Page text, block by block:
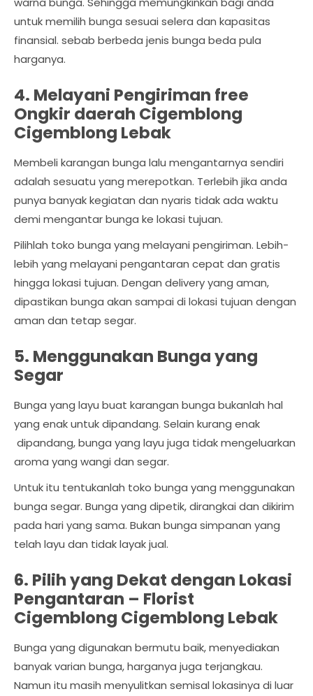
untuk memilih bunga sesuai selera dan kapasitas
finansial. sebab berbeda jenis bunga beda pula
harganya.
4. Melayani Pengiriman free
Ongkir daerah Cigemblong
Cigemblong Lebak
Membeli karangan bunga lalu mengantarnya sendiri
adalah sesuatu yang merepotkan. Terlebih jika anda
punya banyak kegiatan dan nyaris tidak ada waktu
demi mengantar bunga ke lokasi tujuan.
Pilihlah toko bunga yang melayani pengiriman. Lebih-
lebih yang melayani pengantaran cepat dan gratis
hingga lokasi tujuan. Dengan delivery yang aman,
dipastikan bunga akan sampai di lokasi tujuan dengan
aman dan tetap segar.
5. Menggunakan Bunga yang
Segar
Bunga yang layu buat karangan bunga bukanlah hal
yang enak untuk dipandang. Selain kurang enak
dipandang, bunga yang layu juga tidak mengeluarkan
aroma yang wangi dan segar.
Untuk itu tentukanlah toko bunga yang menggunakan
bunga segar. Bunga yang dipetik, dirangkai dan dikirim
pada hari yang sama. Bukan bunga simpanan yang
telah layu dan tidak layak jual.
6. Pilih yang Dekat dengan Lokasi
Pengantaran – Florist
Cigemblong Cigemblong Lebak
Bunga yang digunakan bermutu baik, menyediakan
banyak varian bunga, harganya juga terjangkau.
Namun itu masih menyulitkan semisal lokasinya di luar